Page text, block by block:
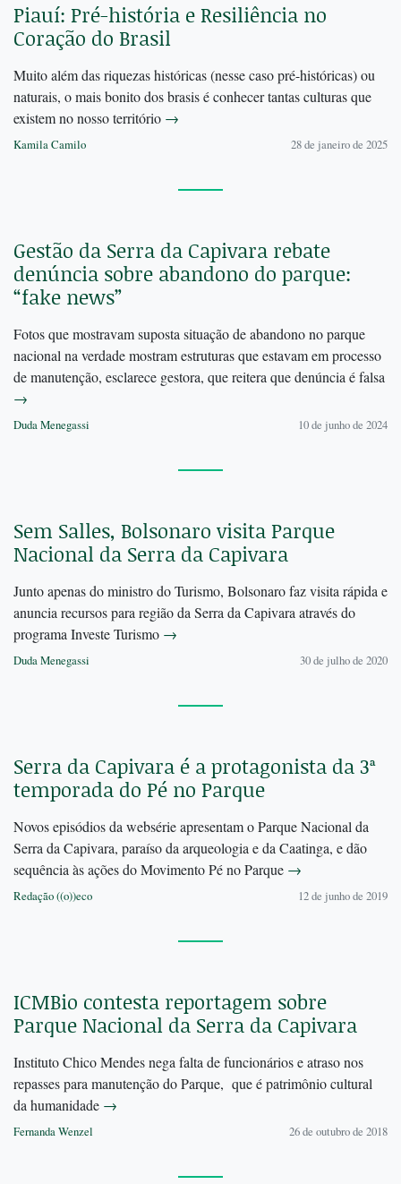
Piauí: Pré-história e Resiliência no
Coração do Brasil
Muito além das riquezas históricas (nesse caso pré-históricas) ou
naturais, o mais bonito dos brasis é conhecer tantas culturas que
existem no nosso território →
Kamila Camilo 28 de janeiro de 2025
Gestão da Serra da Capivara rebate
denúncia sobre abandono do parque:
“fake news”
Fotos que mostravam suposta situação de abandono no parque
nacional na verdade mostram estruturas que estavam em processo
de manutenção, esclarece gestora, que reitera que denúncia é falsa
→
Duda Menegassi 10 de junho de 2024
Sem Salles, Bolsonaro visita Parque
Nacional da Serra da Capivara
Junto apenas do ministro do Turismo, Bolsonaro faz visita rápida e
anuncia recursos para região da Serra da Capivara através do
programa Investe Turismo →
Duda Menegassi 30 de julho de 2020
Serra da Capivara é a protagonista da 3ª
temporada do Pé no Parque
Novos episódios da websérie apresentam o Parque Nacional da
Serra da Capivara, paraíso da arqueologia e da Caatinga, e dão
sequência às ações do Movimento Pé no Parque →
Redação ((o))eco 12 de junho de 2019
ICMBio contesta reportagem sobre
Parque Nacional da Serra da Capivara
Instituto Chico Mendes nega falta de funcionários e atraso nos
repasses para manutenção do Parque, que é patrimônio cultural
da humanidade →
Fernanda Wenzel 26 de outubro de 2018